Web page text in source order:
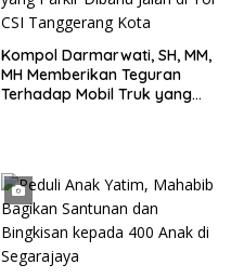
Kompol Darmarwati, SH, MM,
MH Memberikan Teguran
Terhadap Mobil Truk yang